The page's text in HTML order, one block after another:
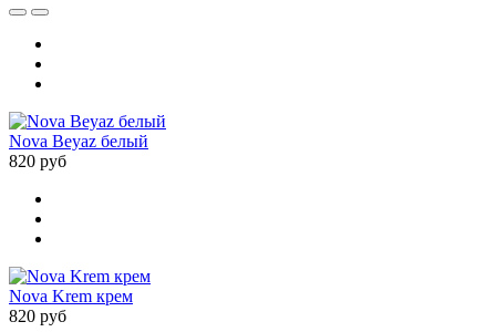
Nova Beyaz белый
820 руб
Nova Krem крем
820 руб